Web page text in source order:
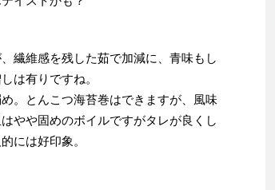
繊維感を残した茹で加減に、青味もし
は有りですね。
。とんこつ海苔巻はできますが、風味
やや固めのボイルですがタレが良くし
には好印象。